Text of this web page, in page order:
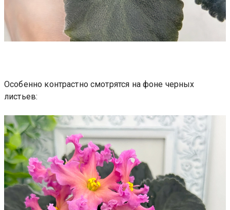
Особенно контрастно смотрятся на фоне черных
листьев: